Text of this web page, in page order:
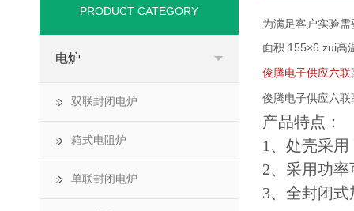
为满足客户实验
面积 155×6.zui高
俊腾电子供应六
俊腾电子供应六
产品特点：
1 、处壳采
2、采用功
3、全封闭
PRODUCT CATEGORY
电炉
双联封闭电炉
箱式电阻炉
单联封闭电炉